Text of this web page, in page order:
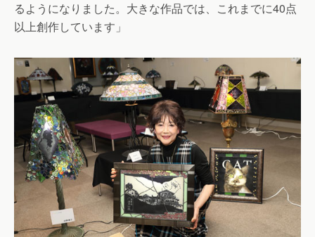
るようになりました。大きな作品では、これまでに40点
以上創作しています」